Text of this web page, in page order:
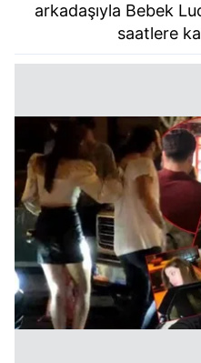
arkadaşıyla Bebek
saatlere